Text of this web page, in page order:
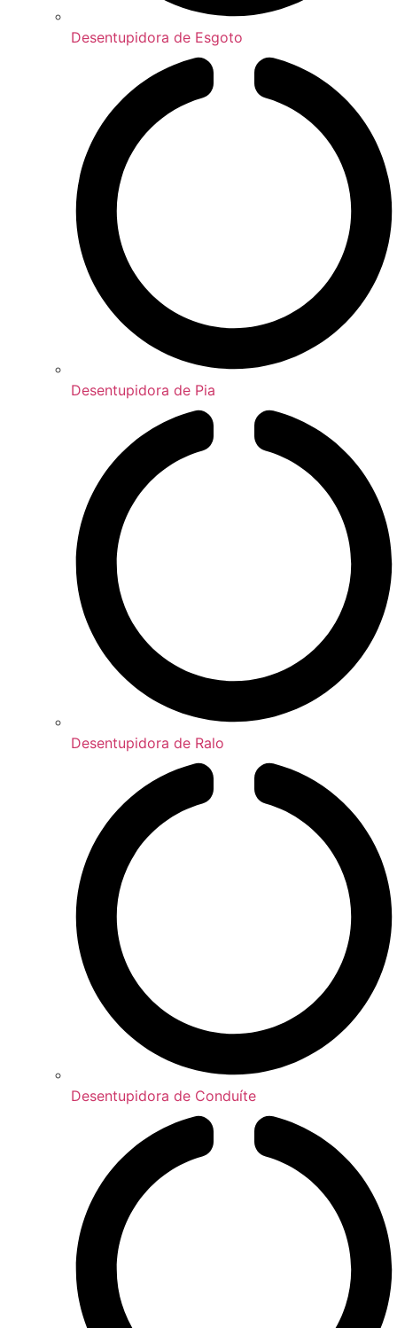
Desentupidora de Esgoto
Desentupidora de Pia
Desentupidora de Ralo
Desentupidora de Conduíte